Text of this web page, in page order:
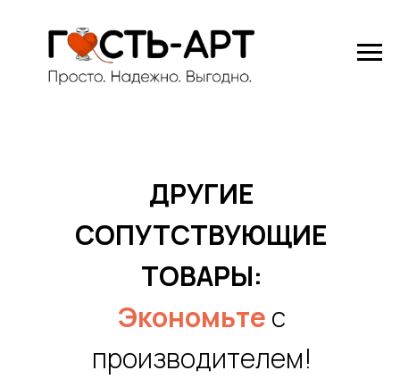
ДРУГИЕ
СОПУТСТВУЮЩИЕ
ТОВАРЫ:
Экономьтес
производителем!